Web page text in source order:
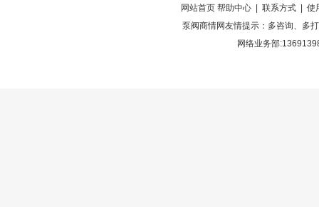
网站首页 帮助中心 联系方式
使
泵阀商情网友情提示：多咨询、多
网络业务部